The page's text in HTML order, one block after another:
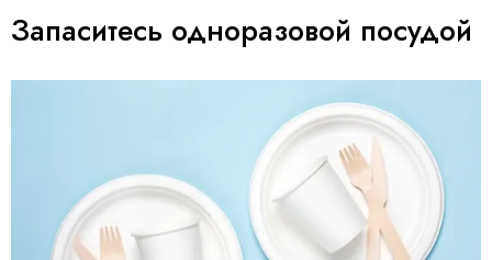
Запаситесь одноразовой посудой